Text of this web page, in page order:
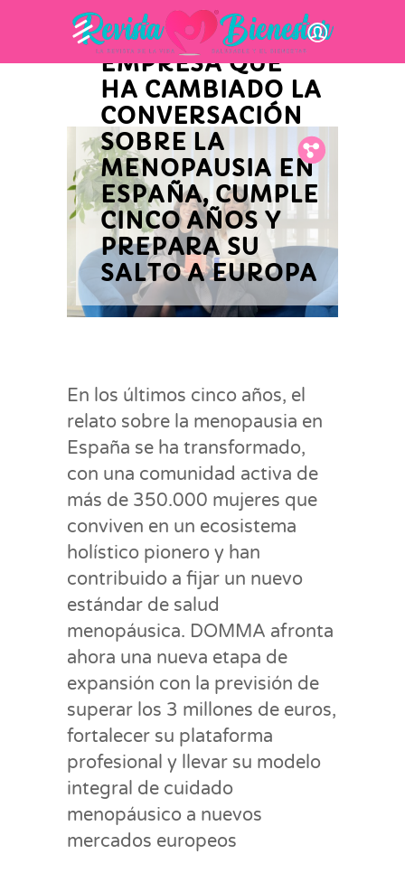
Fb.
Tw.
Pin.
EMPRESARIAL
DOMMA, LA
EMPRESA QUE
HA CAMBIADO LA
CONVERSACIÓN
SOBRE LA
MENOPAUSIA EN
ESPAÑA, CUMPLE
CINCO AÑOS Y
PREPARA SU
SALTO A EUROPA
En los últimos cinco años, el
relato sobre la menopausia en
España se ha transformado,
con una comunidad activa de
más de 350.000 mujeres que
conviven en un ecosistema
holístico pionero y han
contribuido a fijar un nuevo
estándar de salud
menopáusica. DOMMA afronta
ahora una nueva etapa de
expansión con la previsión de
superar los 3 millones de euros,
fortalecer su plataforma
profesional y llevar su modelo
integral de cuidado
menopáusico a nuevos
mercados europeos